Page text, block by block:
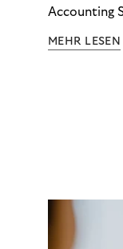
Accounting
MEHR LESEN